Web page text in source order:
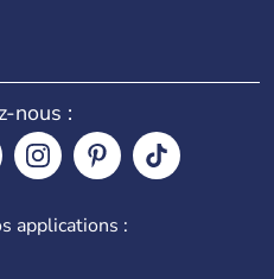
nous :
applications :